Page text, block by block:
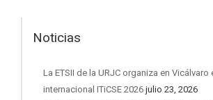
Noticias
La ETSII de la URJC organiza en
internacional ITiCSE 2026 julio 23, 2026